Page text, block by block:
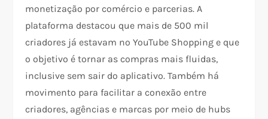
monetização por comércio e parcerias. A
plataforma destacou que mais de 500 mil
criadores já estavam no YouTube Shopping e que
o objetivo é tornar as compras mais fluidas,
inclusive sem sair do aplicativo. Também há
movimento para facilitar a conexão entre
criadores, agências e marcas por meio de hubs